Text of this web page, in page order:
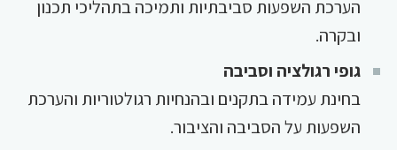
הערכת השפעות סביבתיות ותמיכה בתהליכי תכנון
ובקרה.
גופי רגולציה וסביבה
בחינת עמידה בתקנים ובהנחיות רגולטוריות והערכת
השפעות על הסביבה והציבור.